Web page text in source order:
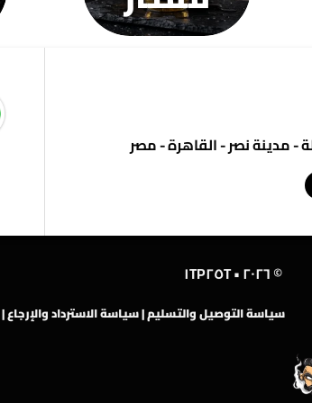
© ٢٠٢٦ • ١TP٢٥T
سياسة التوصيل والتسليم|سياسة الاسترداد والإرجاع|